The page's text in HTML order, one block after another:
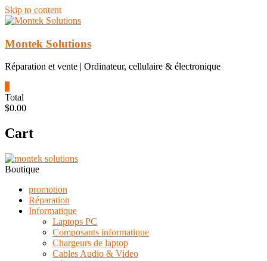
Skip to content
Montek Solutions
Réparation et vente | Ordinateur, cellulaire & électronique
Total
$0.00
Cart
Boutique
promotion
Réparation
Informatique
Laptops PC
Composants informatique
Chargeurs de laptop
Cables Audio & Video